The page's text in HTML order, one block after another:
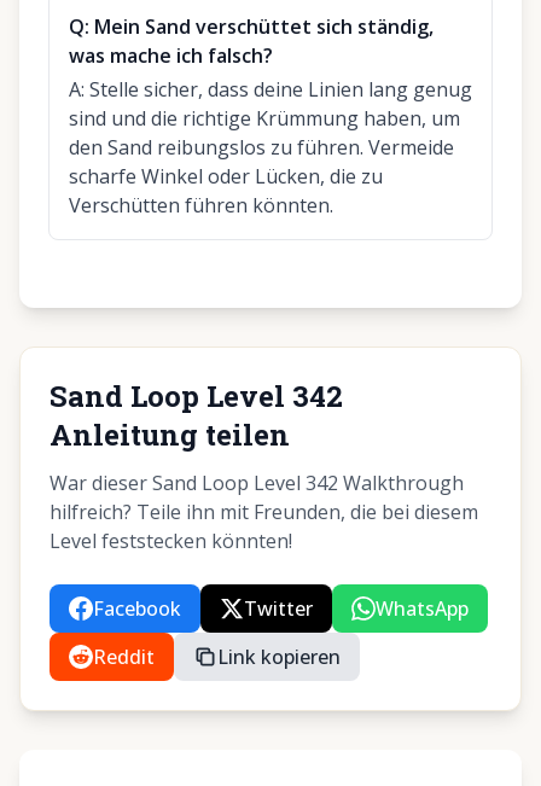
Q: Mein Sand verschüttet sich ständig,
was mache ich falsch?
A: Stelle sicher, dass deine Linien lang genug
sind und die richtige Krümmung haben, um
den Sand reibungslos zu führen. Vermeide
scharfe Winkel oder Lücken, die zu
Verschütten führen könnten.
Sand Loop Level 342
Anleitung teilen
War dieser Sand Loop Level 342 Walkthrough
hilfreich? Teile ihn mit Freunden, die bei diesem
Level feststecken könnten!
Facebook Twitter
WhatsApp
Reddit
Link kopieren